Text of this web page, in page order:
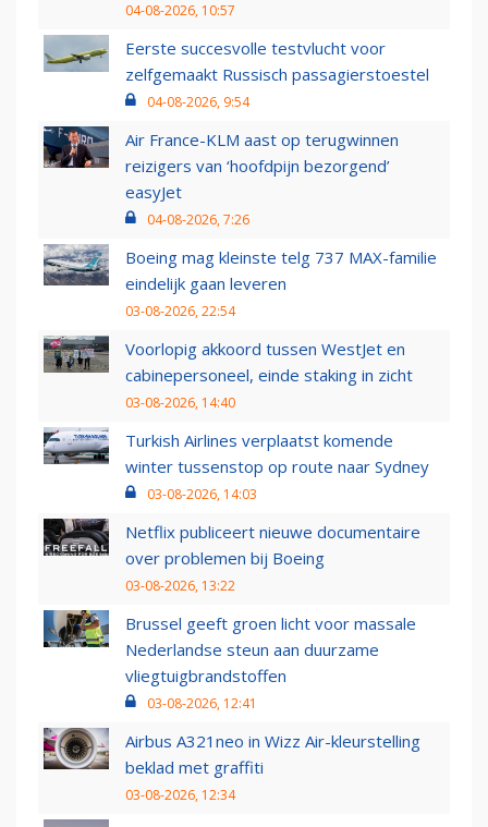
04-08-2026, 10:57
Eerste succesvolle testvlucht voor
zelfgemaakt Russisch passagierstoestel
04-08-2026, 9:54
Air France-KLM aast op terugwinnen
reizigers van ‘hoofdpijn bezorgend’
easyJet
04-08-2026, 7:26
Boeing mag kleinste telg 737 MAX-familie
eindelijk gaan leveren
03-08-2026, 22:54
Voorlopig akkoord tussen WestJet en
cabinepersoneel, einde staking in zicht
03-08-2026, 14:40
Turkish Airlines verplaatst komende
winter tussenstop op route naar Sydney
03-08-2026, 14:03
Netflix publiceert nieuwe documentaire
over problemen bij Boeing
03-08-2026, 13:22
Brussel geeft groen licht voor massale
Nederlandse steun aan duurzame
vliegtuigbrandstoffen
03-08-2026, 12:41
Airbus A321neo in Wizz Air-kleurstelling
beklad met graffiti
03-08-2026, 12:34